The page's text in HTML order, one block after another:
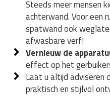
Steeds meer mensen
achterwand. Voor een
spatwand ook
afwasbare verf!
Vernieuw de
effect op het
Laat u altijd adviseren
praktisch en stijlvol